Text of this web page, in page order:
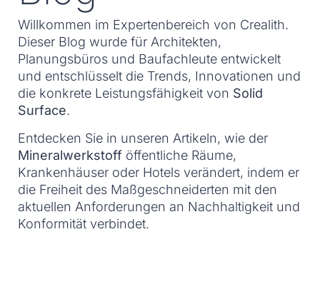
Willkommen im Expertenbereich von Crealith.
Dieser Blog wurde für Architekten,
Planungsbüros und Baufachleute entwickelt
und entschlüsselt die Trends, Innovationen und
die konkrete Leistungsfähigkeit von Solid
Surface.
Entdecken Sie in unseren Artikeln, wie der
Mineralwerkstoff öffentliche Räume,
Krankenhäuser oder Hotels verändert, indem er
die Freiheit des Maßgeschneiderten mit den
aktuellen Anforderungen an Nachhaltigkeit und
Konformität verbindet.